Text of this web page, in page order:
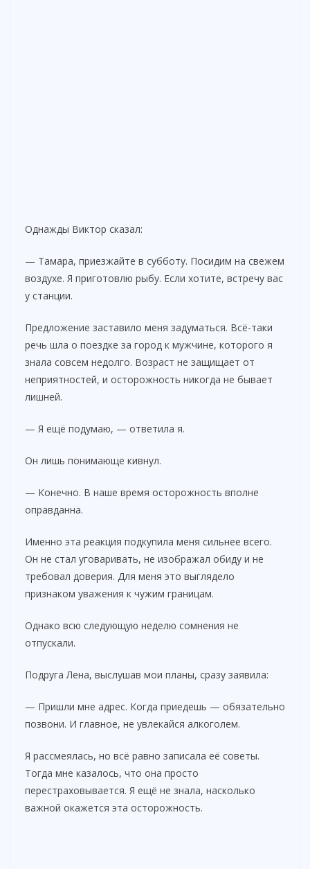
Однажды Виктор сказал:
— Тамара, приезжайте в субботу. Посидим на свежем
воздухе. Я приготовлю рыбу. Если хотите, встречу вас
у станции.
Предложение заставило меня задуматься. Всё-таки
речь шла о поездке за город к мужчине, которого я
знала совсем недолго. Возраст не защищает от
неприятностей, и осторожность никогда не бывает
лишней.
— Я ещё подумаю, — ответила я.
Он лишь понимающе кивнул.
— Конечно. В наше время осторожность вполне
оправданна.
Именно эта реакция подкупила меня сильнее всего.
Он не стал уговаривать, не изображал обиду и не
требовал доверия. Для меня это выглядело
признаком уважения к чужим границам.
Однако всю следующую неделю сомнения не
отпускали.
Подруга Лена, выслушав мои планы, сразу заявила:
— Пришли мне адрес. Когда приедешь — обязательно
позвони. И главное, не увлекайся алкоголем.
Я рассмеялась, но всё равно записала её советы.
Тогда мне казалось, что она просто
перестраховывается. Я ещё не знала, насколько
важной окажется эта осторожность.